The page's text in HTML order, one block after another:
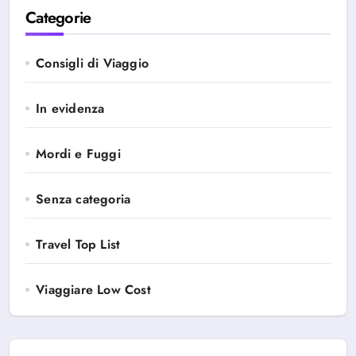
Categorie
Consigli di Viaggio
In evidenza
Mordi e Fuggi
Senza categoria
Travel Top List
Viaggiare Low Cost